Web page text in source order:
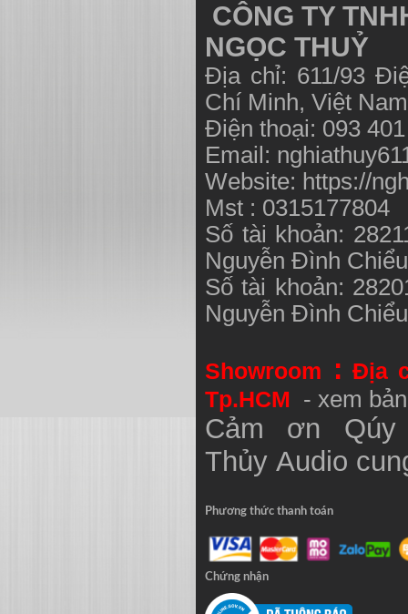
CÔNG TY
NGỌC THUỶ
Địa chỉ: 611/93
Chí Minh, Việt
Điện thoại: 093
Email:
Website: https://
Mst : 0315177804
Số tài khoản:
Nguyễn Đình
Số tài khoản:
Nguyễn Đình
Showroom : Địa
Tp.HCM - xem
Cảm ơn
Thủy Audio
Phương thức thanh toán
Chứng nhận